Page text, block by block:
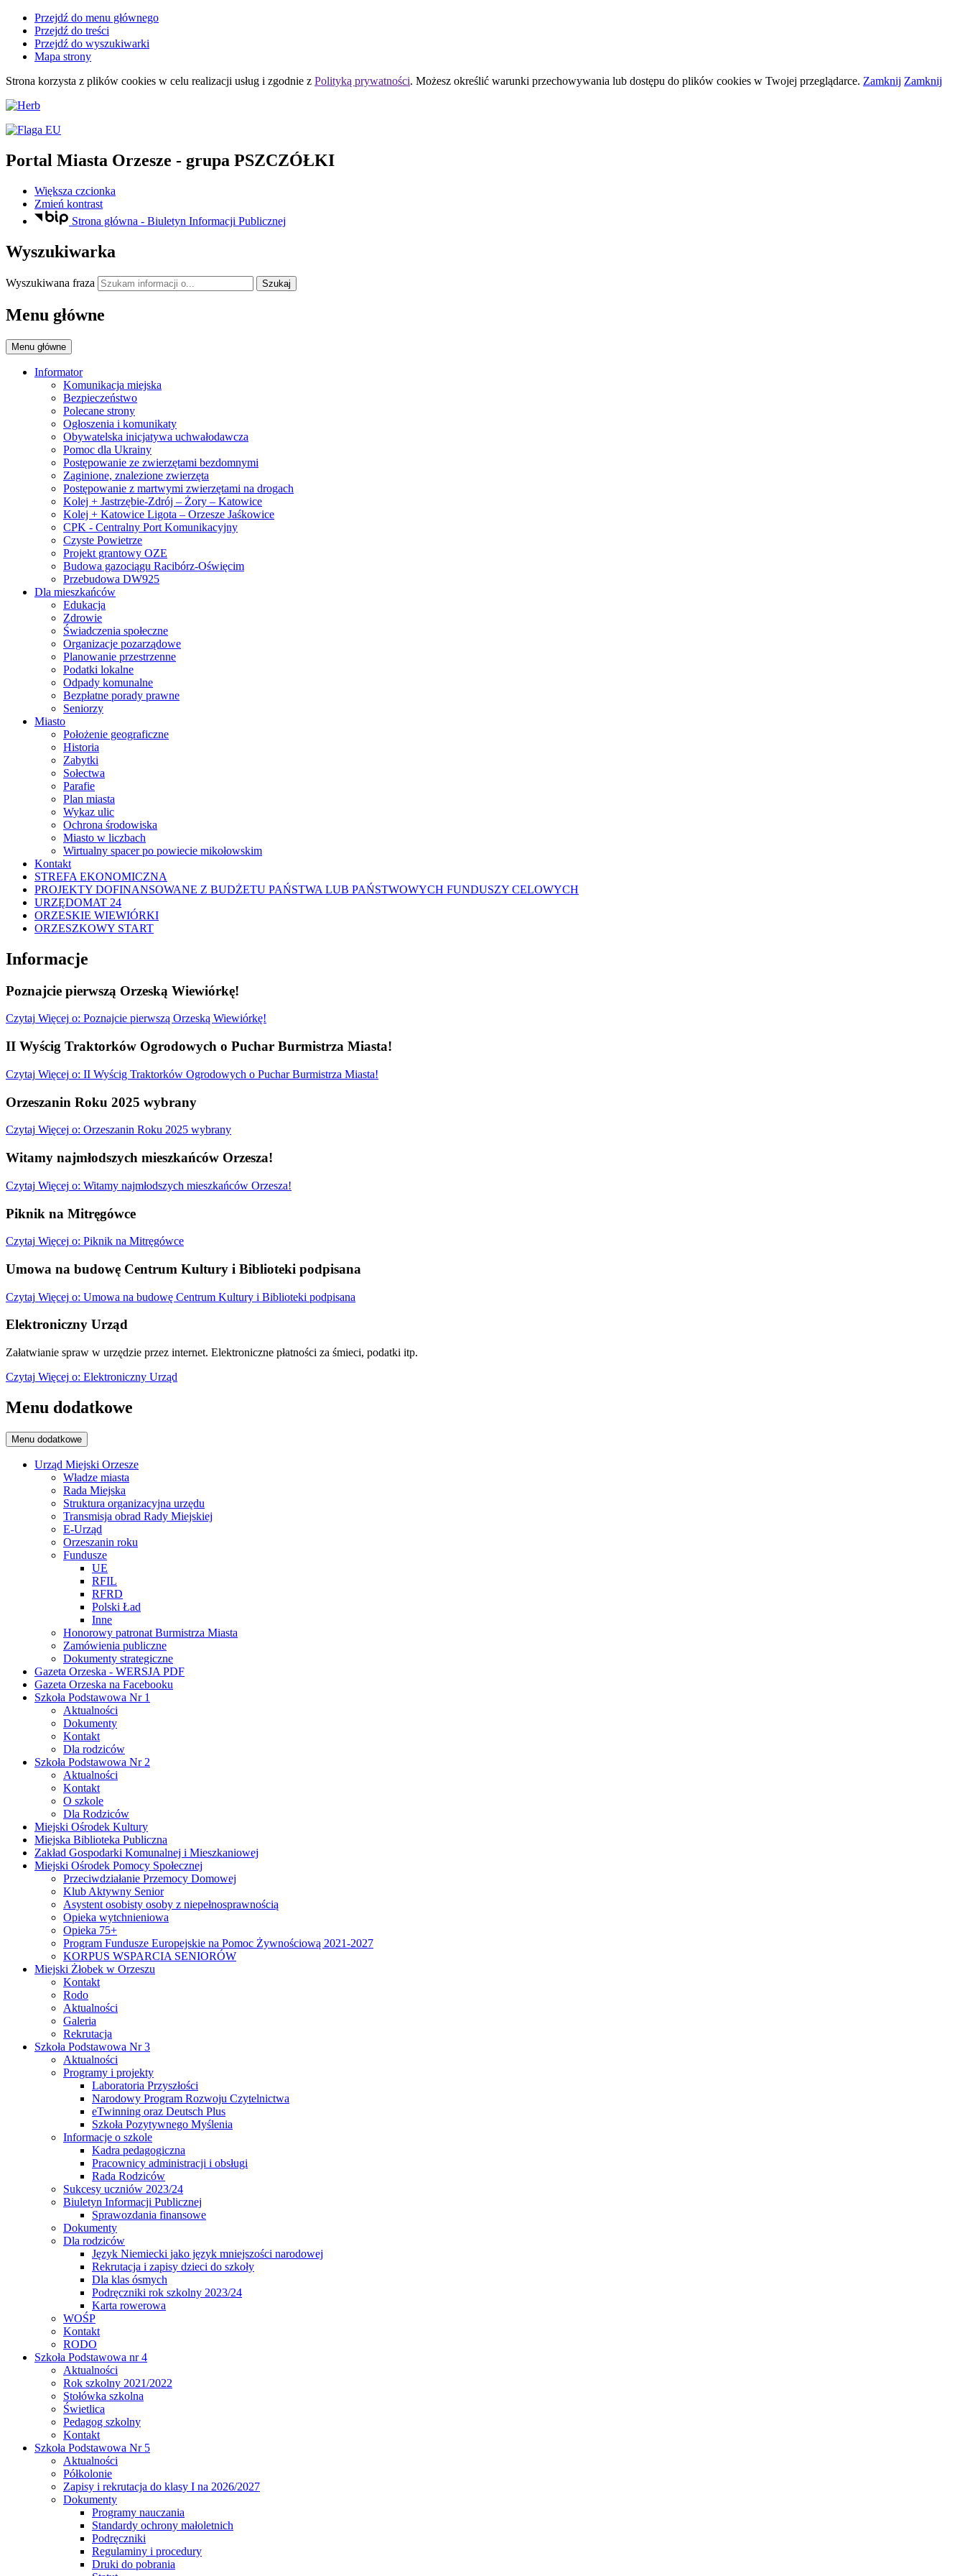
Przejdź do menu głównego
Przejdź do treści
Przejdź do wyszukiwarki
Mapa strony
Strona korzysta z plików cookies w celu realizacji usług i zgodnie z Polityką prywatności. Możesz określić warunki przechowywania lub dostępu do plików cookies w Twojej przeglądarce. Zamknij Zamknij
Portal Miasta Orzesze - grupa PSZCZÓŁKI
Większa czcionka
Zmień kontrast
Strona główna - Biuletyn Informacji Publicznej
Wyszukiwarka
Wyszukiwana fraza Szukaj
Menu główne
Menu główne
Informator
Komunikacja miejska
Bezpieczeństwo
Polecane strony
Ogłoszenia i komunikaty
Obywatelska inicjatywa uchwałodawcza
Pomoc dla Ukrainy
Postępowanie ze zwierzętami bezdomnymi
Zaginione, znalezione zwierzęta
Postępowanie z martwymi zwierzętami na drogach
Kolej + Jastrzębie-Zdrój – Żory – Katowice
Kolej + Katowice Ligota – Orzesze Jaśkowice
CPK - Centralny Port Komunikacyjny
Czyste Powietrze
Projekt grantowy OZE
Budowa gazociągu Racibórz-Oświęcim
Przebudowa DW925
Dla mieszkańców
Edukacja
Zdrowie
Świadczenia społeczne
Organizacje pozarządowe
Planowanie przestrzenne
Podatki lokalne
Odpady komunalne
Bezpłatne porady prawne
Seniorzy
Miasto
Położenie geograficzne
Historia
Zabytki
Sołectwa
Parafie
Plan miasta
Wykaz ulic
Ochrona środowiska
Miasto w liczbach
Wirtualny spacer po powiecie mikołowskim
Kontakt
STREFA EKONOMICZNA
PROJEKTY DOFINANSOWANE Z BUDŻETU PAŃSTWA LUB PAŃSTWOWYCH FUNDUSZY CELOWYCH
URZĘDOMAT 24
ORZESKIE WIEWIÓRKI
ORZESZKOWY START
Informacje
Poznajcie pierwszą Orzeską Wiewiórkę!
Czytaj Więcej o: Poznajcie pierwszą Orzeską Wiewiórkę!
II Wyścig Traktorków Ogrodowych o Puchar Burmistrza Miasta!
Czytaj Więcej o: II Wyścig Traktorków Ogrodowych o Puchar Burmistrza Miasta!
Orzeszanin Roku 2025 wybrany
Czytaj Więcej o: Orzeszanin Roku 2025 wybrany
Witamy najmłodszych mieszkańców Orzesza!
Czytaj Więcej o: Witamy najmłodszych mieszkańców Orzesza!
Piknik na Mitręgówce
Czytaj Więcej o: Piknik na Mitręgówce
Umowa na budowę Centrum Kultury i Biblioteki podpisana
Czytaj Więcej o: Umowa na budowę Centrum Kultury i Biblioteki podpisana
Elektroniczny Urząd
Załatwianie spraw w urzędzie przez internet. Elektroniczne płatności za śmieci, podatki itp.
Czytaj Więcej o: Elektroniczny Urząd
Menu dodatkowe
Menu dodatkowe
Urząd Miejski Orzesze
Władze miasta
Rada Miejska
Struktura organizacyjna urzędu
Transmisja obrad Rady Miejskiej
E-Urząd
Orzeszanin roku
Fundusze
UE
RFIL
RFRD
Polski Ład
Inne
Honorowy patronat Burmistrza Miasta
Zamówienia publiczne
Dokumenty strategiczne
Gazeta Orzeska - WERSJA PDF
Gazeta Orzeska na Facebooku
Szkoła Podstawowa Nr 1
Aktualności
Dokumenty
Kontakt
Dla rodziców
Szkoła Podstawowa Nr 2
Aktualności
Kontakt
O szkole
Dla Rodziców
Miejski Ośrodek Kultury
Miejska Biblioteka Publiczna
Zakład Gospodarki Komunalnej i Mieszkaniowej
Miejski Ośrodek Pomocy Społecznej
Przeciwdziałanie Przemocy Domowej
Klub Aktywny Senior
Asystent osobisty osoby z niepełnosprawnością
Opieka wytchnieniowa
Opieka 75+
Program Fundusze Europejskie na Pomoc Żywnościową 2021-2027
KORPUS WSPARCIA SENIORÓW
Miejski Żłobek w Orzeszu
Kontakt
Rodo
Aktualności
Galeria
Rekrutacja
Szkoła Podstawowa Nr 3
Aktualności
Programy i projekty
Laboratoria Przyszłości
Narodowy Program Rozwoju Czytelnictwa
eTwinning oraz Deutsch Plus
Szkoła Pozytywnego Myślenia
Informacje o szkole
Kadra pedagogiczna
Pracownicy administracji i obsługi
Rada Rodziców
Sukcesy uczniów 2023/24
Biuletyn Informacji Publicznej
Sprawozdania finansowe
Dokumenty
Dla rodziców
Język Niemiecki jako język mniejszości narodowej
Rekrutacja i zapisy dzieci do szkoły
Dla klas ósmych
Podręczniki rok szkolny 2023/24
Karta rowerowa
WOŚP
Kontakt
RODO
Szkoła Podstawowa nr 4
Aktualności
Rok szkolny 2021/2022
Stołówka szkolna
Świetlica
Pedagog szkolny
Kontakt
Szkoła Podstawowa Nr 5
Aktualności
Półkolonie
Zapisy i rekrutacja do klasy I na 2026/2027
Dokumenty
Programy nauczania
Standardy ochrony małoletnich
Podręczniki
Regulaminy i procedury
Druki do pobrania